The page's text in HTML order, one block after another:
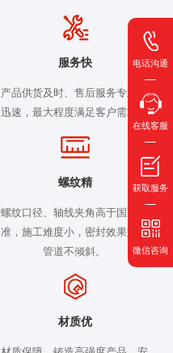
服务快
产品供货及时、售后服务专业、
迅速，最大程度满足客户需求。
螺纹精
螺纹口径、轴线夹角高于国家标
准，施工难度小，密封效果好，
管道不倾斜。
材质优
电话沟通
在线客服
获取服务
微信咨询